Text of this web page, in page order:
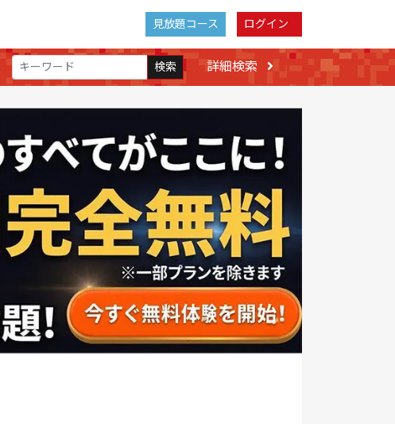
見放題コース ログイン
検索 詳細検索